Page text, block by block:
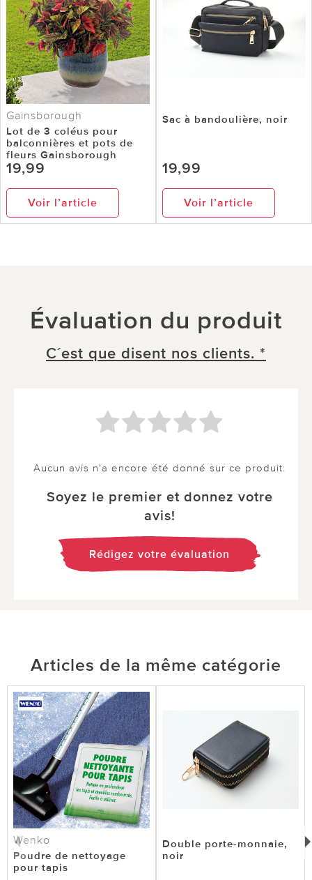
Gainsborough
Lot de 3 coléus pour
balconnières et pots de
fleurs Gainsborough
19,99
Voir l’article
Sac à bandoulière, noir
19,99
Voir l’article
Évaluation du produit
C´est que disent nos clients. *
Aucun avis n'a encore été donné sur ce produit.
Soyez le premier et donnez votre
avis!
Rédigez votre évaluation
Articles de la même catégorie
Wenko
Poudre de nettoyage
pour tapis
Double porte-monnaie,
noir